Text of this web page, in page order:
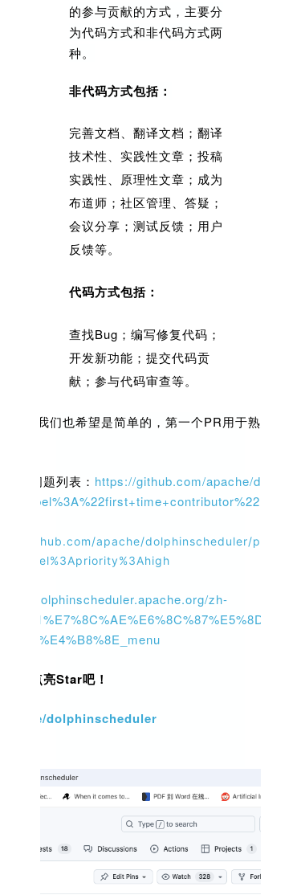
的参与贡献的方式，主要分
为代码方式和非代码方式两
种。
非代码方式包括：
完善文档、翻译文档；翻译
技术性、实践性文章；投稿
实践性、原理性文章；成为
布道师；社区管理、答疑；
会议分享；测试反馈；用户
反馈等。
‍代码方式包括：
查找Bug；编写修复代码；
开发新功能；提交代码贡
献；参与代码审查等。
码) 我们也希望是简单的，第一个PR用于熟悉提
的问题列表 ： https://github.com/apache/
github.com/apache/dolphinscheduler/pulls?
dolphinscheduler.apache.org/zh-
我点亮Star吧！
dolphinscheduler